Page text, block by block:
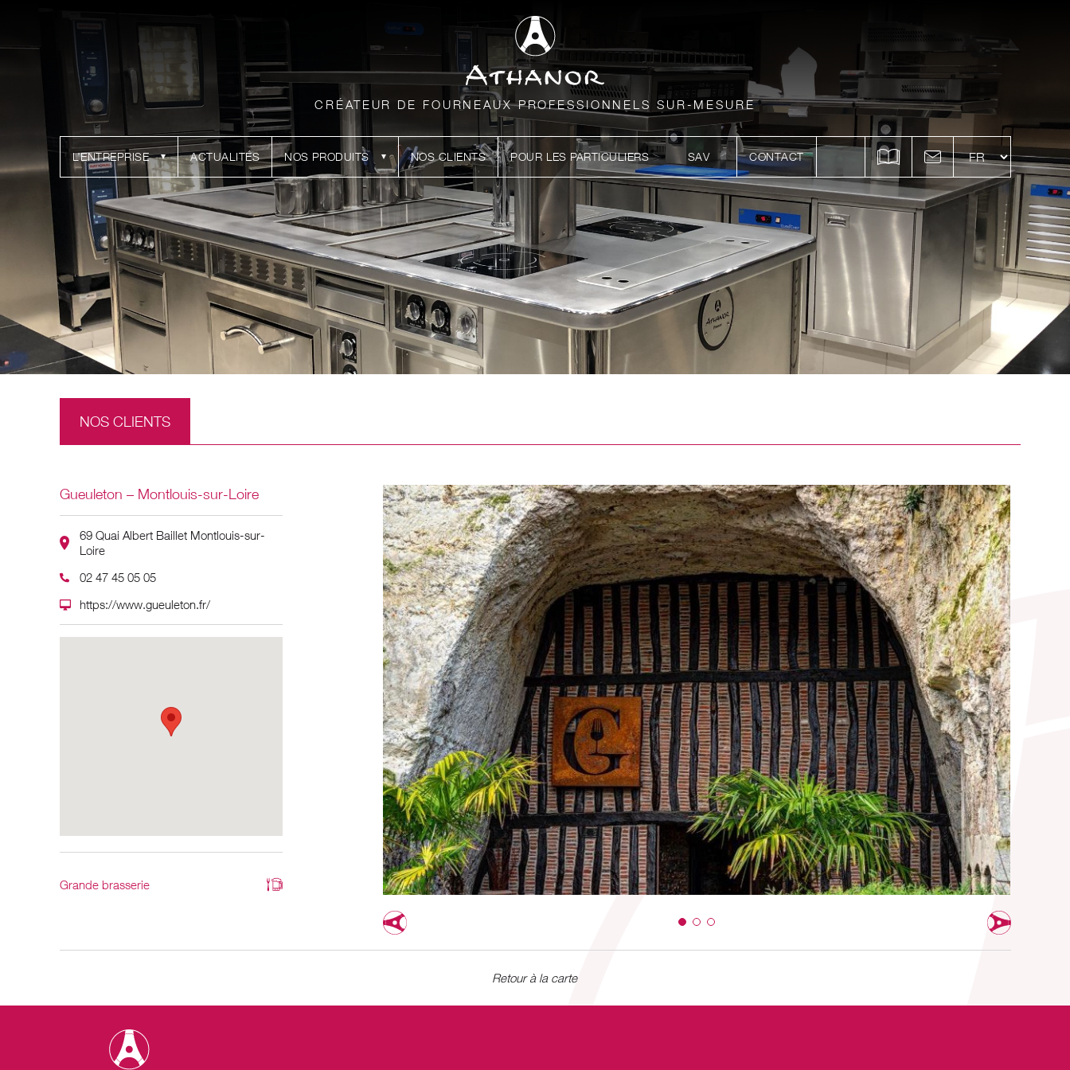
CRÉATEUR DE FOURNEAUX PROFESSIONNELS SUR-MESURE
L’ENTREPRISE ACTUALITÉS NOS PRODUITS NOS CLIENTS POUR LES PARTICULIERS SAV CONTACT
NOS CLIENTS
Gueuleton – Montlouis-sur-Loire
69 Quai Albert Baillet Montlouis-sur-
Loire
02 47 45 05 05
https://www.gueuleton.fr/
Grande brasserie
Retour à la carte